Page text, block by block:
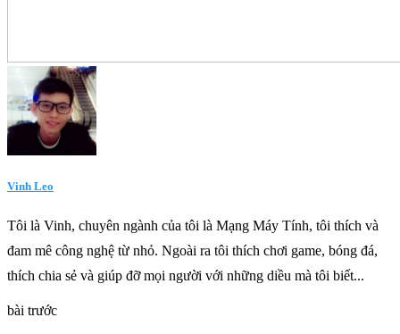
Vinh Leo
Tôi là Vinh, chuyên ngành của tôi là Mạng Máy Tính, tôi thích và
đam mê công nghệ từ nhỏ. Ngoài ra tôi thích chơi game, bóng đá,
thích chia sẻ và giúp đỡ mọi người với những diều mà tôi biết...
bài trước